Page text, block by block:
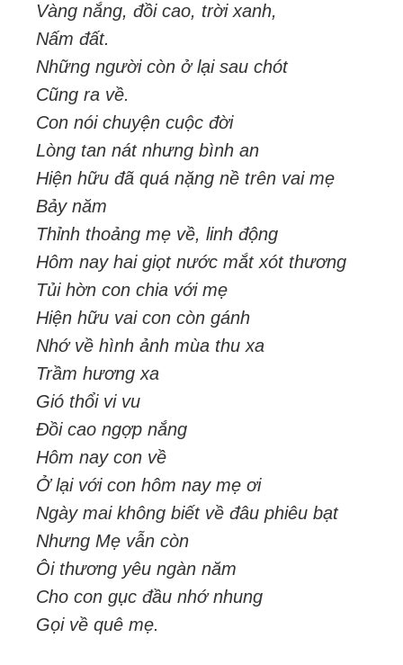
Vàng nắng, đồi cao, trời xanh,
Nấm đất.
Những người còn ở lại sau chót
Cũng ra về.
Con nói chuyện cuộc đời
Lòng tan nát nhưng bình an
Hiện hữu đã quá nặng nề trên vai mẹ
Bảy năm
Thỉnh thoảng mẹ về, linh động
Hôm nay hai giọt nước mắt xót thương
Tủi hờn con chia với mẹ
Hiện hữu vai con còn gánh
Nhớ về hình ảnh mùa thu xa
Trầm hương xa
Gió thổi vi vu
Đồi cao ngợp nắng
Hôm nay con về
Ở lại với con hôm nay mẹ ơi
Ngày mai không biết về đâu phiêu bạt
Nhưng Mẹ vẫn còn
Ôi thương yêu ngàn năm
Cho con gục đầu nhớ nhung
Gọi về quê mẹ.